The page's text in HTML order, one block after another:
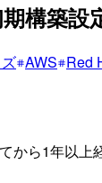
構築
AWS Red
から1年以上